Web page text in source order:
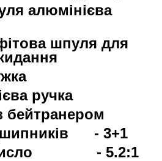
алюмінієва
шпуля для
ручка
бейтранером
- 3+1
число - 5.2:1